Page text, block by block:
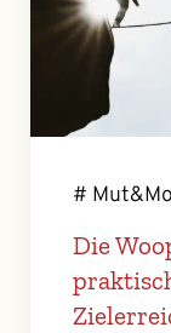
#
Die